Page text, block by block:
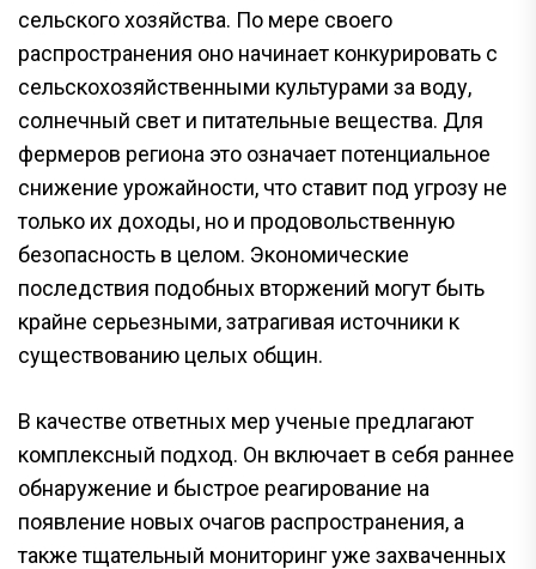
сельского хозяйства. По мере своего
распространения оно начинает конкурировать с
сельскохозяйственными культурами за воду,
солнечный свет и питательные вещества. Для
фермеров региона это означает потенциальное
снижение урожайности, что ставит под угрозу не
только их доходы, но и продовольственную
безопасность в целом. Экономические
последствия подобных вторжений могут быть
крайне серьезными, затрагивая источники к
существованию целых общин.
В качестве ответных мер ученые предлагают
комплексный подход. Он включает в себя раннее
обнаружение и быстрое реагирование на
появление новых очагов распространения, а
также тщательный мониторинг уже захваченных